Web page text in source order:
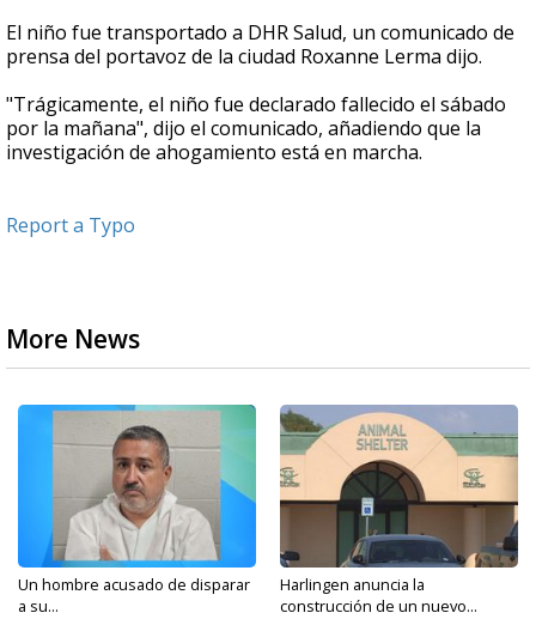
El niño fue transportado a DHR Salud, un comunicado de
prensa del portavoz de la ciudad Roxanne Lerma dijo.
"Trágicamente, el niño fue declarado fallecido el sábado
por la mañana", dijo el comunicado, añadiendo que la
investigación de ahogamiento está en marcha.
Report a Typo
More News
Un hombre acusado de disparar
a su...
Harlingen anuncia la
construcción de un nuevo...